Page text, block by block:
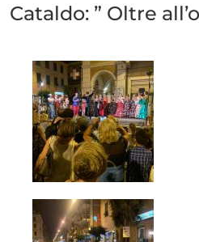
Cataldo: ” Oltre